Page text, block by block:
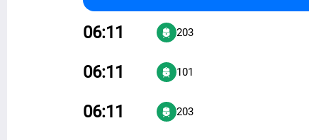
06:11 203
06:11 101
06:11 203